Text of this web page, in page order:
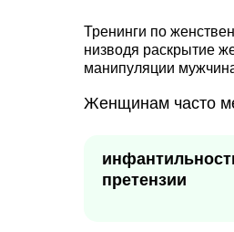
Женщинам часто
претензии
Тренинги по
низводя раскрытие
манипуляции